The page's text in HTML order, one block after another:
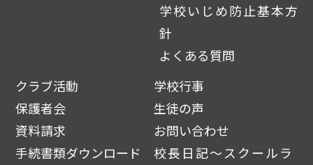
学校いじめ防止基本方
針
よくある質問
クラブ活動
学校行事
保護者会
生徒の声
資料請求
お問い合わせ
手続書類ダウンロード
校長日記～スクールラ